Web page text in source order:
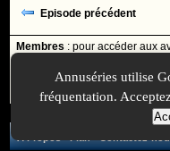
Episode précédent
Membres : pour accéder aux
Ajoutée le :30/11/-0001 à
Annuséries utilise
fréquentation.